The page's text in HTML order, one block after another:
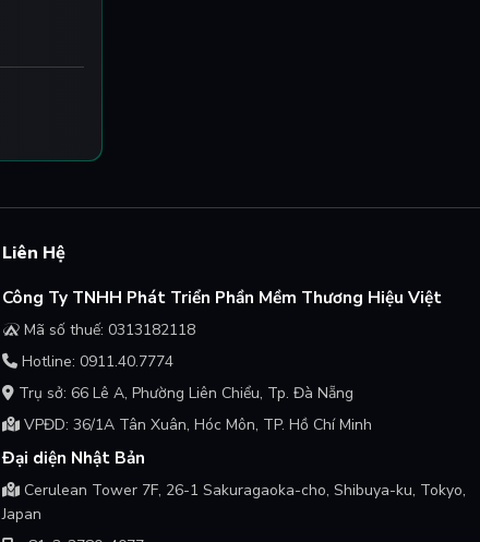
Liên Hệ
Công Ty TNHH Phát Triển Phần Mềm Thương Hiệu Việt
Mã số thuế: 0313182118
Hotline: 0911.40.7774
Trụ sở: 66 Lê A, Phường Liên Chiểu, Tp. Đà Nẵng
VPĐD: 36/1A Tân Xuân, Hóc Môn, TP. Hồ Chí Minh
Đại diện Nhật Bản
Cerulean Tower 7F, 26-1 Sakuragaoka-cho, Shibuya-ku, Tokyo,
Japan